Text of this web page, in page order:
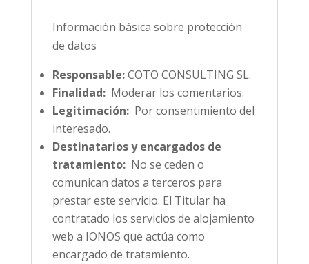
Información básica sobre protección
de datos
Responsable:COTO CONSULTING SL.
Finalidad:Moderar los comentarios.
Legitimación:Por consentimiento del
interesado.
Destinatarios y encargados de
tratamiento:No se ceden o
comunican datos a terceros para
prestar este servicio. El Titular ha
contratado los servicios de alojamiento
web a IONOS que actúa como
encargado de tratamiento.